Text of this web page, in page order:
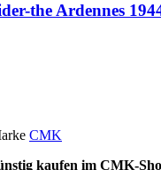
the Ardennes
CMK
kaufen im CMK-